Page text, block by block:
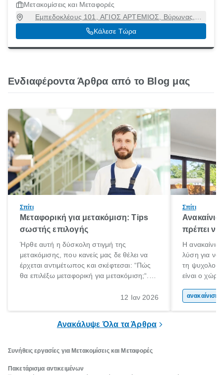
Μετακομίσεις και Μεταφορές
Εμπεδοκλέους 101, ΑΓΙΟΣ ΑΡΤΕΜΙΟΣ, Βύρωνας,
Αττική, 16232
Κάλεσε Τώρα
Ενδιαφέροντα Άρθρα από το Blog μας
Σπίτι
Μεταφορική για μετακόμιση: Tips
σωστής επιλογής
Ήρθε αυτή η δύσκολη στιγμή της
μετακόμισης, που κανείς μας δε θέλει να
έρχεται αντιμέτωπος και σκέφτεσαι: “Πώς
θα επιλέξω μεταφορική για μετακόμιση;“.
ξεκινάς τις απαραίτητες ετοιμασίες,12 Ιαν 2026
Σπίτι
πρέπει να
Η
λύση για να
τη
είναι ο
Επομένως,
Ανακάλυψε Όλα τα Άρθρα
Συνήθεις εργασίες για Μετακομίσεις και Μεταφορές
Πακετάρισμα αντικειμένων